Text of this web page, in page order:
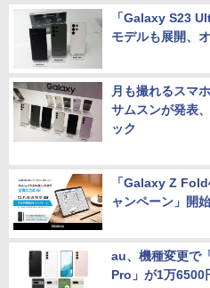
「Galaxy S23
モデルも展開、
月も撮れるスマ
サムスンが発表
ック
「Galaxy Z
ャンペーン」開
au、機種変更で
Pro」が1万6500